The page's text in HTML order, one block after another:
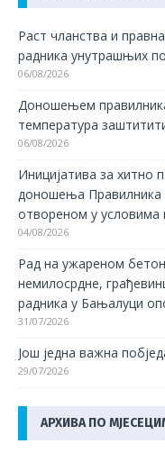
Раст чланства и
радника унутрашњих
06/08/2026
Доношењем
температура
06/08/2026
Иницијатива за хитно
доношења Правилника
отвореном у условима
04/08/2026
Рад на ужареном
немилосрдне,
радника у Бањалуци
31/07/2026
Још једна важна
29/07/2026
АРХИВА ПО